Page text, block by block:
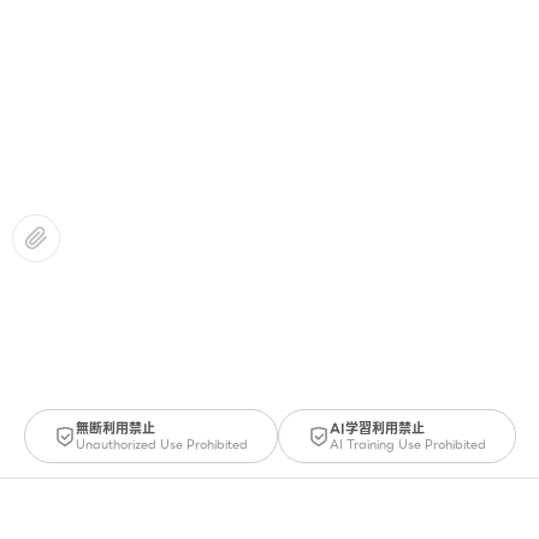
無断利用禁止
Unauthorized Use Prohibited
AI学習利用禁止
AI Training Use Prohibited